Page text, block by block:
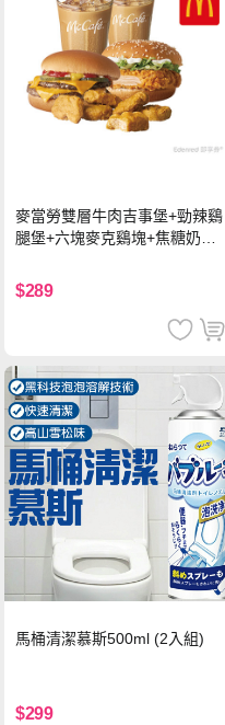
麥當勞雙層牛肉吉事堡+勁辣鷄
腿堡+六塊麥克鷄塊+焦糖奶茶
$289
馬桶清潔慕斯500ml (2入組)
$299